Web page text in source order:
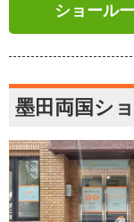
ショール
墨田両国シ